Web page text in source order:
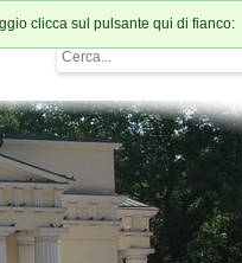
clicca sul pulsante qui di fianco: